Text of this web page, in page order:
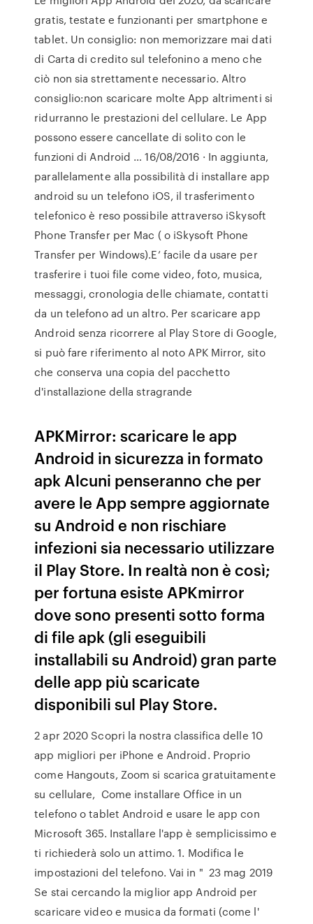
gratis, testate e funzionanti per smartphone e
tablet. Un consiglio: non memorizzare mai dati
di Carta di credito sul telefonino a meno che
ciò non sia strettamente necessario. Altro
consiglio:non scaricare molte App altrimenti si
ridurranno le prestazioni del cellulare. Le App
possono essere cancellate di solito con le
funzioni di Android … 16/08/2016 · In aggiunta,
parallelamente alla possibilità di installare app
android su un telefono iOS, il trasferimento
telefonico è reso possibile attraverso iSkysoft
Phone Transfer per Mac ( o iSkysoft Phone
Transfer per Windows).E’ facile da usare per
trasferire i tuoi file come video, foto, musica,
messaggi, cronologia delle chiamate, contatti
da un telefono ad un altro. Per scaricare app
Android senza ricorrere al Play Store di Google,
si può fare riferimento al noto APK Mirror, sito
che conserva una copia del pacchetto
d'installazione della stragrande
APKMirror: scaricare le app
Android in sicurezza in formato
apk Alcuni penseranno che per
avere le App sempre aggiornate
su Android e non rischiare
infezioni sia necessario utilizzare
il Play Store. In realtà non è così;
per fortuna esiste APKmirror
dove sono presenti sotto forma
di file apk (gli eseguibili
installabili su Android) gran parte
delle app più scaricate
disponibili sul Play Store.
2 apr 2020 Scopri la nostra classifica delle 10
app migliori per iPhone e Android. Proprio
come Hangouts, Zoom si scarica gratuitamente
su cellulare, Come installare Office in un
telefono o tablet Android e usare le app con
Microsoft 365. Installare l'app è semplicissimo e
ti richiederà solo un attimo. 1. Modifica le
impostazioni del telefono. Vai in " 23 mag 2019
Se stai cercando la miglior app Android per
scaricare video e musica da formati (come l'